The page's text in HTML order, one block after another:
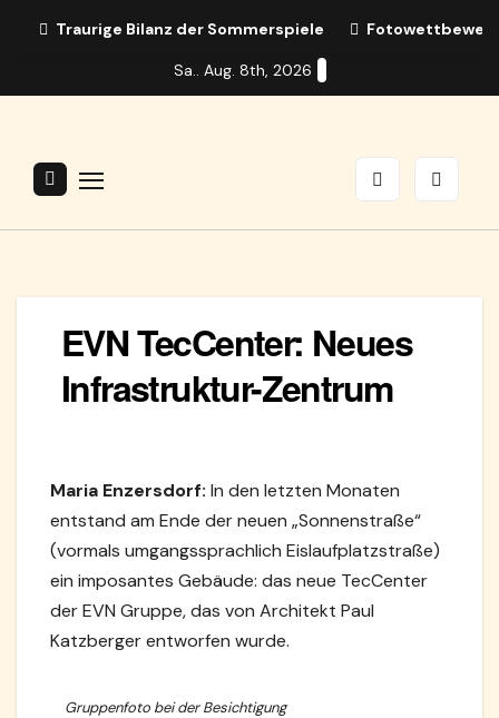
Traurige Bilanz der Sommerspiele
Sa.. Aug. 8th, 2026
EVN TecCenter: Neues
Infrastruktur-Zentrum
Maria Enzersdorf: In den letzten Monaten
entstand am Ende der neuen „Sonnenstraße“
(vormals umgangssprachlich Eislaufplatzstraße)
ein imposantes Gebäude: das neue TecCenter
der EVN Gruppe, das von Architekt Paul
Katzberger entworfen wurde.
Gruppenfoto bei der Besichtigung